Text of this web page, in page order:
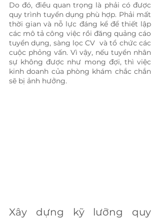
Do đó, điều quan trọng là phải có được
quy trình tuyển dụng phù hợp. Phải mất
thời gian và nỗ lực đáng kể để thiết lập
các mô tả công việc rồi đăng quảng cáo
tuyển dụng, sàng lọc CV  và tổ chức các
cuộc phỏng vấn. Vì vậy, nếu tuyển nhân
sự không được như mong đợi, thì việc
kinh doanh của phòng khám chắc chắn
sẽ bị ảnh hưởng.
Xây dựng kỹ lưỡng quy